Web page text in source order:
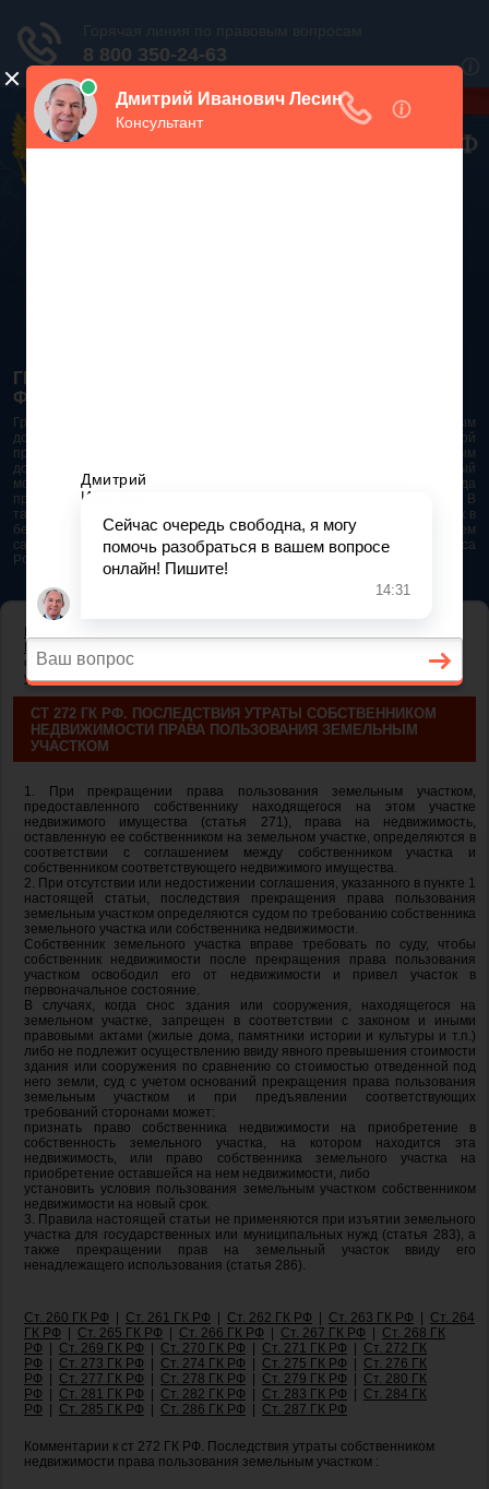
ГРАЖДАНСКИЙ КОДЕКС РОССИЙСКОЙ
ФЕДЕРАЦИИ 2026 - 2025
Гражданский Кодекс Российской Федерации является основным
документом правового поля в Российской Федерации. И именно по этой
причине в него часто вносят изменения. При работе с таким важным
документом необходимо убедиться в его актуальности на данный
момент. Разобраться во всех тонкостях и нюансах не всегда
представляется возможным. Особенно если это нужно сделать быстро. В
таком случае самым простым и эффективным решением будет звонок в
бесплатную юридическую консультацию. Телефон указан на нашем
сайте. На сайте опубликована последняя редакция Гражданского кодекса
РФ 2026 - 2025
собственником недвижимости права пользования земельным
участком
СТ 272 ГК РФ. ПОСЛЕДСТВИЯ УТРАТЫ СОБСТВЕННИКОМ
НЕДВИЖИМОСТИ ПРАВА ПОЛЬЗОВАНИЯ ЗЕМЕЛЬНЫМ
УЧАСТКОМ
1. При прекращении права пользования земельным участком,
предоставленного собственнику находящегося на этом участке
недвижимого имущества (статья 271), права на недвижимость,
оставленную ее собственником на земельном участке, определяются в
соответствии с соглашением между собственником участка и
собственником соответствующего недвижимого имущества.
2. При отсутствии или недостижении соглашения, указанного в пункте 1
настоящей статьи, последствия прекращения права пользования
земельным участком определяются судом по требованию собственника
земельного участка или собственника недвижимости.
Собственник земельного участка вправе требовать по суду, чтобы
собственник недвижимости после прекращения права пользования
участком освободил его от недвижимости и привел участок в
первоначальное состояние.
В случаях, когда снос здания или сооружения, находящегося на
земельном участке, запрещен в соответствии с законом и иными
правовыми актами (жилые дома, памятники истории и культуры и т.п.)
либо не подлежит осуществлению ввиду явного превышения стоимости
здания или сооружения по сравнению со стоимостью отведенной под
него земли, суд с учетом оснований прекращения права пользования
земельным участком и при предъявлении соответствующих
требований сторонами может:
признать право собственника недвижимости на приобретение в
собственность земельного участка, на котором находится эта
недвижимость, или право собственника земельного участка на
приобретение оставшейся на нем недвижимости, либо
установить условия пользования земельным участком собственником
недвижимости на новый срок.
3. Правила настоящей статьи не применяются при изъятии земельного
участка для государственных или муниципальных нужд (статья 283), а
также прекращении прав на земельный участок ввиду его
ненадлежащего использования (статья 286).
Ст. 260 ГК РФ Ст. 261 ГК РФ Ст. 262 ГК РФ Ст. 263 ГК РФ
Ст. 264
ГК РФ
Ст. 265 ГК РФ Ст. 266 ГК РФ Ст. 267 ГК РФ
Ст. 268 ГК
РФ
Ст. 269 ГК РФ Ст. 270 ГК РФ Ст. 271 ГК РФ
Ст. 272 ГК
РФ
Ст. 273 ГК РФ Ст. 274 ГК РФ Ст. 275 ГК РФ
Ст. 276 ГК
РФ
Ст. 277 ГК РФ Ст. 278 ГК РФ Ст. 279 ГК РФ
Ст. 280 ГК
РФ
Ст. 281 ГК РФ Ст. 282 ГК РФ Ст. 283 ГК РФ
Ст. 284 ГК
РФ
Ст. 285 ГК РФ Ст. 286 ГК РФ Ст. 287 ГК РФ
Комментарии к ст 272 ГК РФ. Последствия утраты собственником
недвижимости права пользования земельным участком :